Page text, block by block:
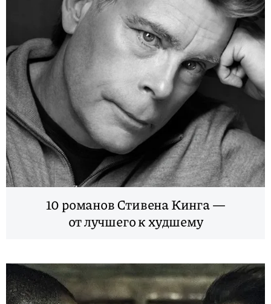
10 романов Стивена Кинга —
от лучшего к худшему